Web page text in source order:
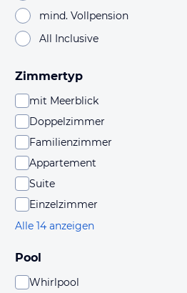
mind. Vollpension
All Inclusive
Zimmertyp
mit Meerblick
Doppelzimmer
Familienzimmer
Appartement
Suite
Einzelzimmer
Alle 14 anzeigen
Pool
Whirlpool